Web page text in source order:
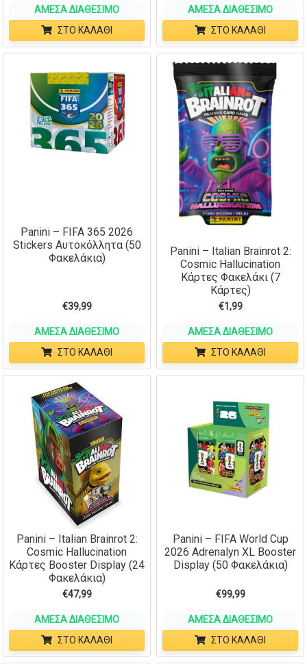
ΆΜΕΣΑ ΔΙΑΘΈΣΙΜΟ
ΣΤΟ ΚΑΛΆΘΙ
ΆΜΕΣΑ ΔΙΑΘΈΣΙΜΟ
ΣΤΟ ΚΑΛΆΘΙ
Panini – FIFA 365 2026
Stickers Αυτοκόλλητα (50
Φακελάκια)
€39,99
ΆΜΕΣΑ ΔΙΑΘΈΣΙΜΟ
ΣΤΟ ΚΑΛΆΘΙ
Panini – Italian Brainrot 2:
Cosmic Hallucination
Κάρτες Φακελάκι (7
Κάρτες)
€1,99
ΆΜΕΣΑ ΔΙΑΘΈΣΙΜΟ
ΣΤΟ ΚΑΛΆΘΙ
Panini – Italian Brainrot 2:
Cosmic Hallucination
Κάρτες Booster Display (24
Φακελάκια)
€47,99
ΆΜΕΣΑ ΔΙΑΘΈΣΙΜΟ
ΣΤΟ ΚΑΛΆΘΙ
Panini – FIFA World Cup
2026 Adrenalyn XL Booster
Display (50 Φακελάκια)
€99,99
ΆΜΕΣΑ ΔΙΑΘΈΣΙΜΟ
ΣΤΟ ΚΑΛΆΘΙ